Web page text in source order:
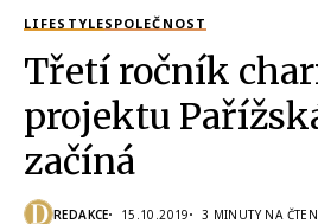
LIFESTYLESPOLEČNOST
Třetí ročník
projektu
začíná
REDAKCE 15.10.2019 3 MINUTY NA